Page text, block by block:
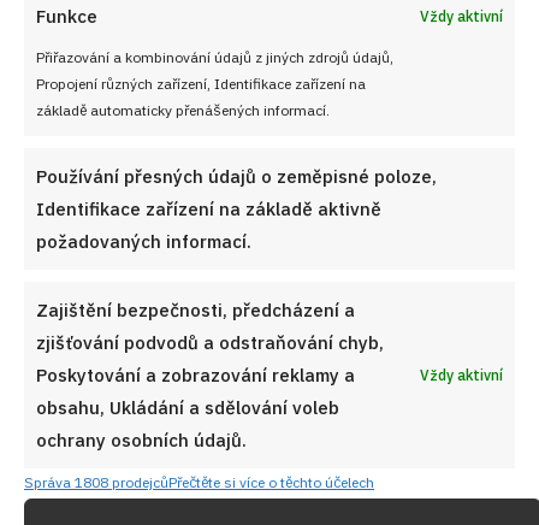
Funkce Vždy aktivní
Přiřazování a kombinování údajů z jiných zdrojů údajů,
Propojení různých zařízení, Identifikace zařízení na
základě automaticky přenášených informací.
Používání přesných údajů o zeměpisné poloze,
Identifikace zařízení na základě aktivně
požadovaných informací.
Zajištění bezpečnosti, předcházení a
zjišťování podvodů a odstraňování chyb,
Poskytování a zobrazování reklamy a
obsahu, Ukládání a sdělování voleb
ochrany osobních údajů.
Vždy aktivní
Správa 1808 prodejcůPřečtěte si více o těchto účelech